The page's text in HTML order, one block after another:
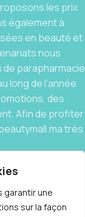
garantir une
sur la façon
les prix
également à
en beauté et
nous
parapharmacie
long de l’année
des
Afin de profiter
très